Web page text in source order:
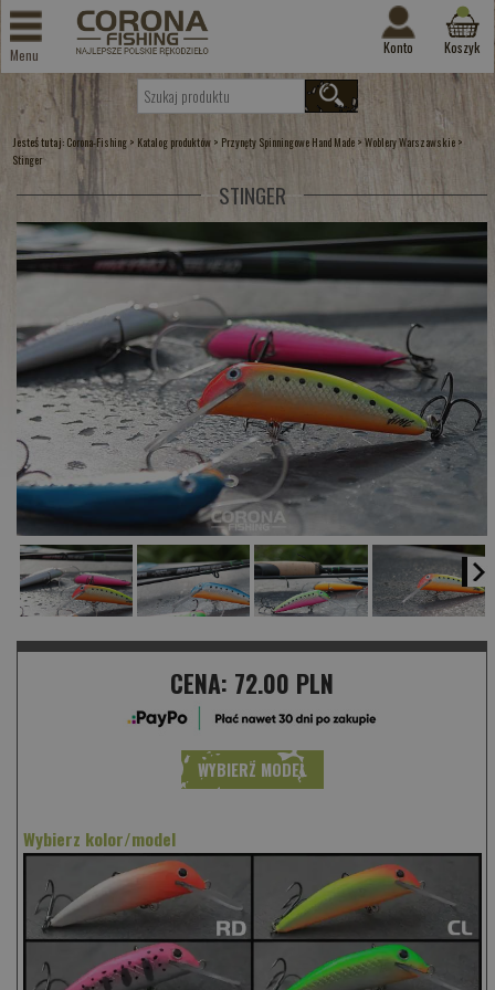
Menu Konto Koszyk
Jesteś tutaj: Corona-Fishing > Katalog produktów > Przynęty Spinningowe Hand Made >Woblery Warszawskie >
Stinger
STINGER
CENA: 72.00 PLN
WYBIERZ MODEL
Wybierz kolor/model